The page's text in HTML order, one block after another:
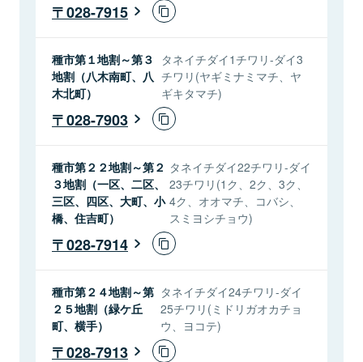
028-7915
種市第１地割～第３
地割（八木南町、八
木北町）
タネイチダイ1チワリ-ダイ3
チワリ(ヤギミナミマチ、ヤ
ギキタマチ)
028-7903
種市第２２地割～第２
３地割（一区、二区、
三区、四区、大町、小
橋、住吉町）
タネイチダイ22チワリ-ダイ
23チワリ(1ク、2ク、3ク、
4ク、オオマチ、コバシ、
スミヨシチョウ)
028-7914
種市第２４地割～第
２５地割（緑ケ丘
町、横手）
タネイチダイ24チワリ-ダイ
25チワリ(ミドリガオカチョ
ウ、ヨコテ)
028-7913